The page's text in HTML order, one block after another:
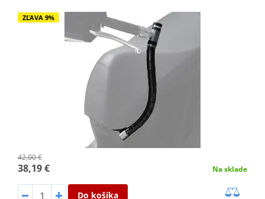
ZĽAVA 9%
42,00 €
38,19 € Na sklade
Do košíka